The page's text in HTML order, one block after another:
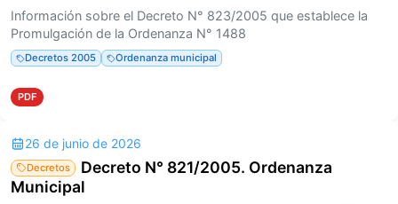
Información sobre el Decreto N° 823/2005 que establece la
Promulgación de la Ordenanza N° 1488
Decretos 2005 Ordenanza municipal
PDF
26 de junio de 2026
Decretos
Decreto N° 821/2005. Ordenanza
Municipal